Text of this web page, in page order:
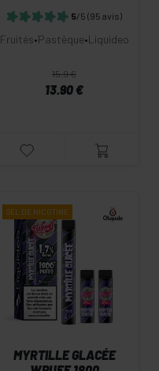
5/5 (95 avis)
Fruités•Pastèque•Liquideo
15.9 €
13.90 €
SEL DE NICOTINE
MYRTILLE GLACÉE